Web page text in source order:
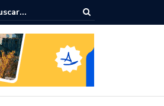
embaixadora nos EUA